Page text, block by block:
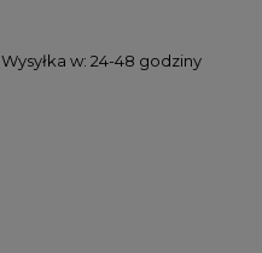
Wysyłka w: 24-48 godziny